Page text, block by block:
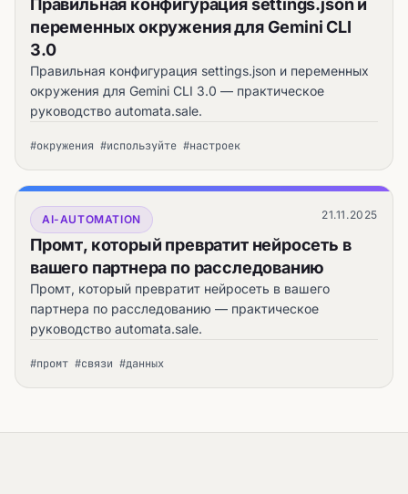
переменных окружения для Gemini CLI
3.0
Правильная конфигурация settings.json и переменных
окружения для Gemini CLI 3.0 — практическое
руководство automata.sale.
#окружения #используйте #настроек
AI-AUTOMATION 21.11.2025
Промт, который превратит нейросеть в
вашего партнера по расследованию
Промт, который превратит нейросеть в вашего
партнера по расследованию — практическое
руководство automata.sale.
#промт #связи #данных